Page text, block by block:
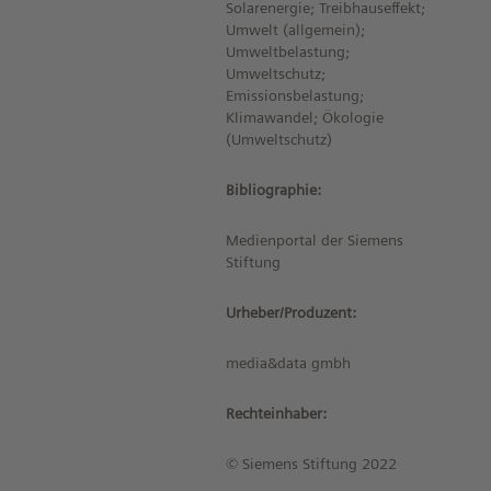
Solarenergie; Treibhauseffekt;
Umwelt (allgemein);
Umweltbelastung;
Umweltschutz;
Emissionsbelastung;
Klimawandel; Ökologie
(Umweltschutz)
Bibliographie:
Medienportal der Siemens
Stiftung
Urheber/Produzent:
media&data gmbh
Rechteinhaber:
© Siemens Stiftung 2022